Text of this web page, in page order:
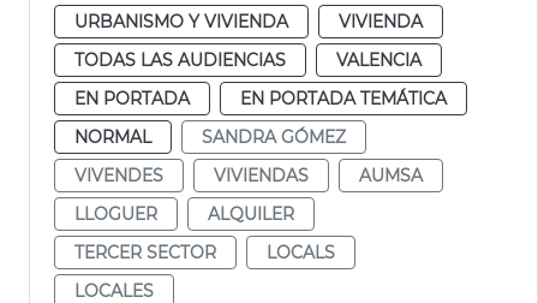
URBANISMO Y VIVIENDA
VIVIENDA
TODAS LAS AUDIENCIAS
VALENCIA
EN PORTADA
EN PORTADA TEMÁTICA
NORMAL
SANDRA GÓMEZ
VIVENDES
VIVIENDAS
AUMSA
LLOGUER
ALQUILER
TERCER SECTOR
LOCALS
LOCALES